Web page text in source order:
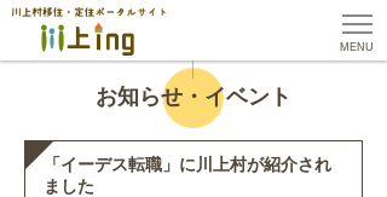
MENU
お知らせ・イベント
「イーデス転職」に川上村が紹介され
ました